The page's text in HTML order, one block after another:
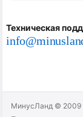
Техническая
МинусЛанд © 2009